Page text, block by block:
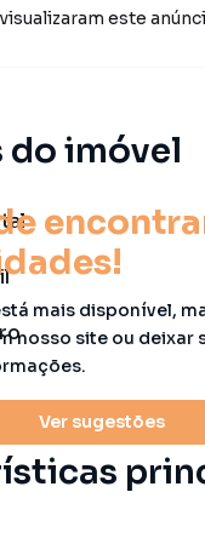
mais disponível,
nosso site ou deixar
Ver sugestões
do imóvel
este